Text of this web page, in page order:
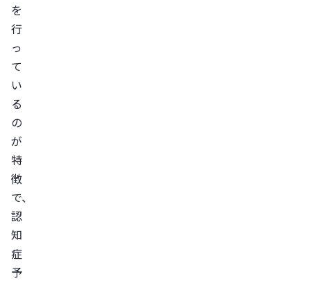
を
行
っ
て
い
る
の
が
特
徴
で、
認
知
症
予